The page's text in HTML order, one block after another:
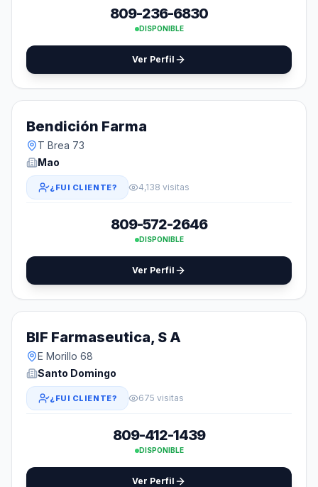
809-236-6830
DISPONIBLE
Ver Perfil
Bendición Farma
T Brea 73
Mao
¿FUI CLIENTE? 4,138 visitas
809-572-2646
DISPONIBLE
Ver Perfil
BIF Farmaseutica, S A
E Morillo 68
Santo Domingo
¿FUI CLIENTE? 675 visitas
809-412-1439
DISPONIBLE
Ver Perfil